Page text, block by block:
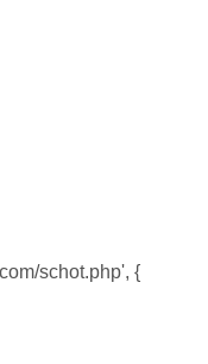
schot.php', {